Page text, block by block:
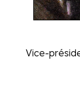
Vice-